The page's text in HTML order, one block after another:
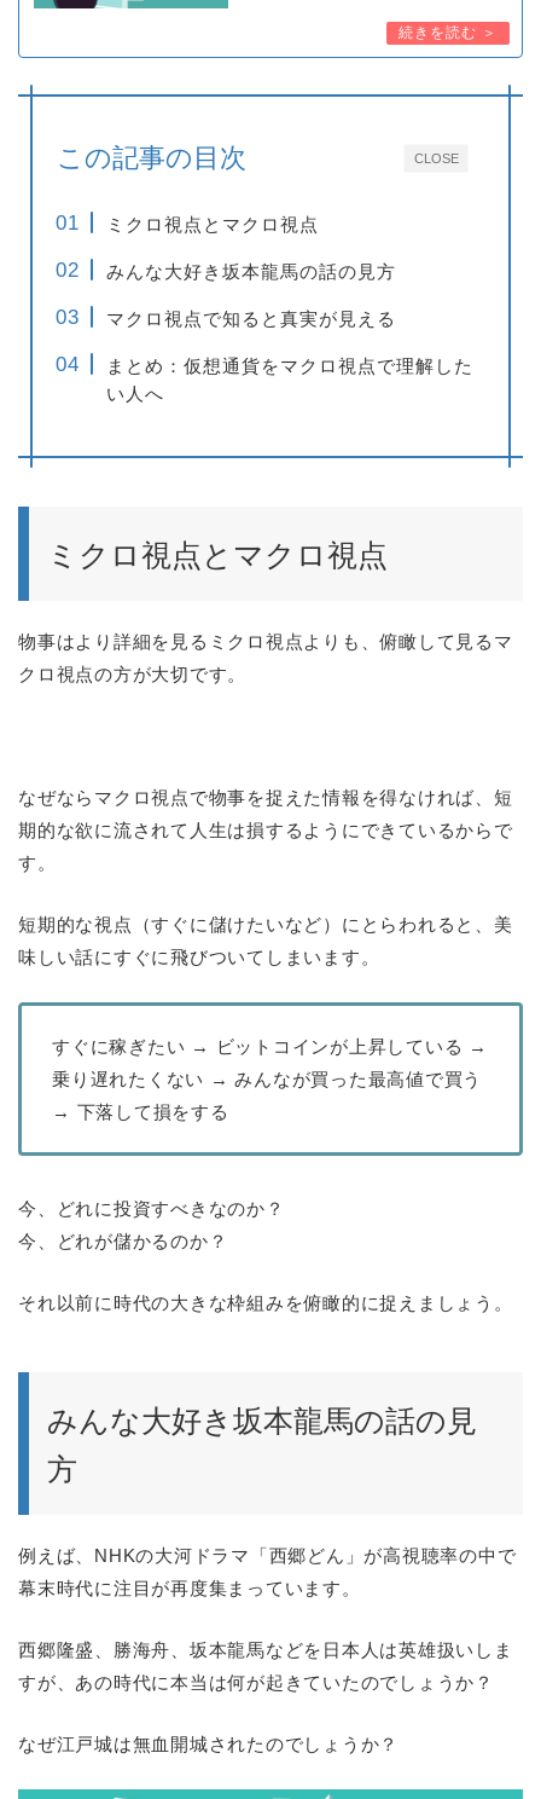
CLOSE
この記事の目次
ミクロ視点とマクロ視点
みんな大好き坂本龍馬の話の見方
マクロ視点で知ると真実が見える
まとめ：仮想通貨をマクロ視点で理解した
い人へ
ミクロ視点とマクロ視点
物事はより詳細を見るミクロ視点よりも、俯瞰して見るマ
クロ視点の方が大切です。
なぜならマクロ視点で物事を捉えた情報を得なければ、短
期的な欲に流されて人生は損するようにできているからで
す。
短期的な視点（すぐに儲けたいなど）にとらわれると、美
味しい話にすぐに飛びついてしまいます。
すぐに稼ぎたい → ビットコインが上昇している →
乗り遅れたくない → みんなが買った最高値で買う
→ 下落して損をする
今、どれに投資すべきなのか？
今、どれが儲かるのか？
それ以前に時代の大きな枠組みを俯瞰的に捉えましょう。
みんな大好き坂本龍馬の話の見
方
例えば、NHKの大河ドラマ「西郷どん」が高視聴率の中で
幕末時代に注目が再度集まっています。
西郷隆盛、勝海舟、坂本龍馬などを日本人は英雄扱いしま
すが、あの時代に本当は何が起きていたのでしょうか？
なぜ江戸城は無血開城されたのでしょうか？